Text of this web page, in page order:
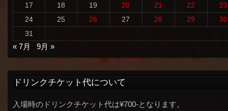
17
18 19 20 21 22
23
24
25 26 27 28 29
30
31
« 7月
9月 »
ドリンクチケット代について
入場時のドリンクチケット代は¥700-となります。